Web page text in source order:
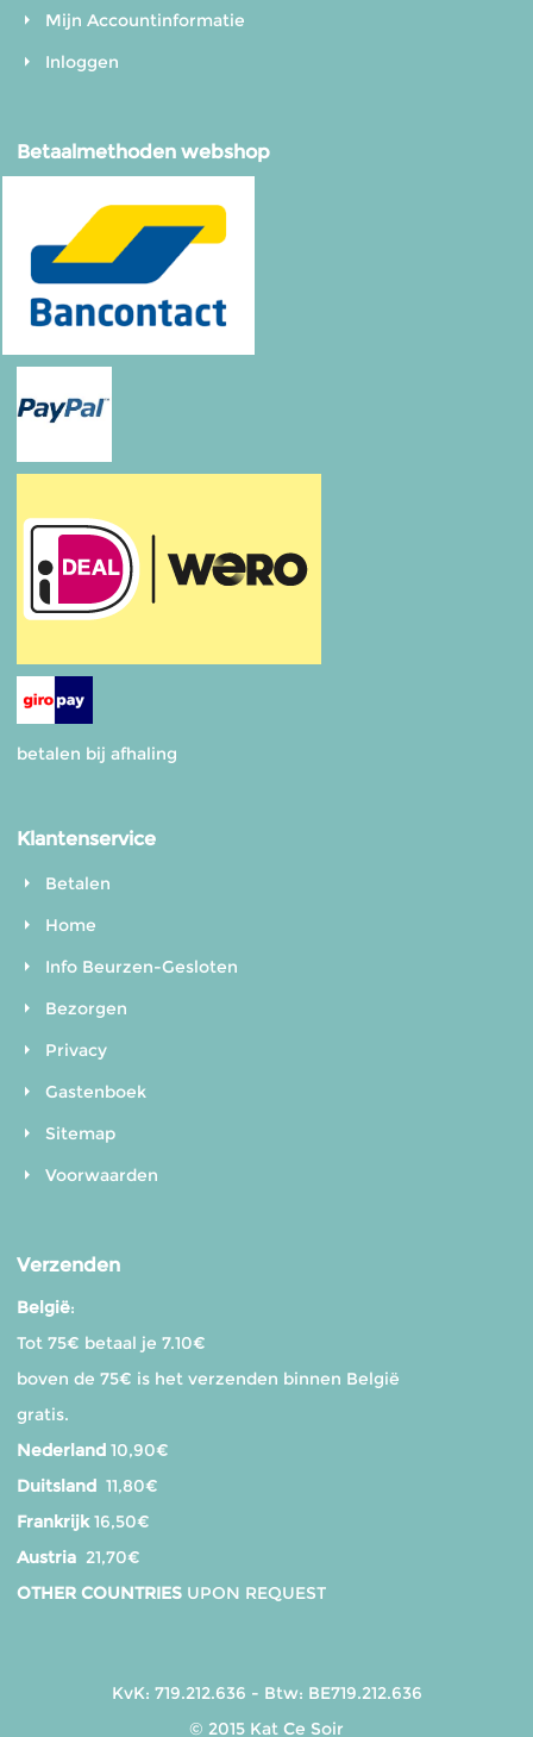
Mijn Accountinformatie
Inloggen
Betaalmethoden webshop
betalen bij afhaling
Klantenservice
Betalen
Home
Info Beurzen-Gesloten
Bezorgen
Privacy
Gastenboek
Sitemap
Voorwaarden
Verzenden
België:
Tot 75€ betaal je 7.10€
boven de 75€ is het verzenden binnen België
gratis.
Nederland 10,90€
Duitsland 11,80€
Frankrijk16,50€
Austria21,70€
OTHER COUNTRIESUPON REQUEST
KvK: 719.212.636 - Btw: BE719.212.636
© 2015 Kat Ce Soir